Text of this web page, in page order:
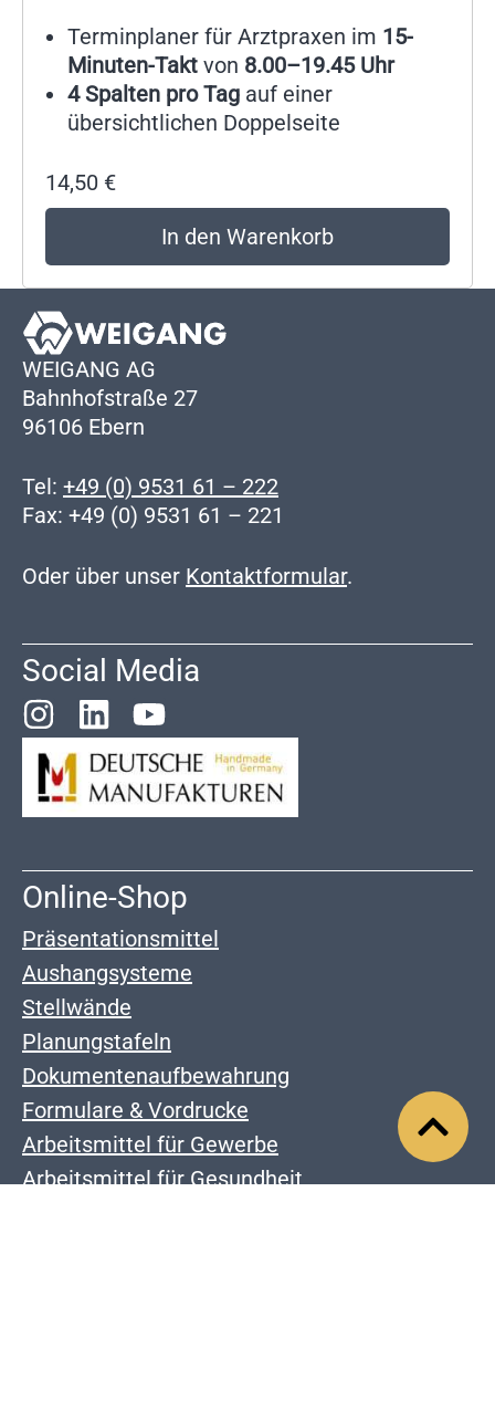
Terminplaner für Arztpraxen im 15-
Minuten-Takt von 8.00–19.45 Uhr
4 Spalten pro Tag auf einer
übersichtlichen Doppelseite
14,50 €
In den Warenkorb
WEIGANG AG
Bahnhofstraße 27
96106 Ebern
Tel: +49 (0) 9531 61 – 222
Fax: +49 (0) 9531 61 – 221
Oder über unser Kontaktformular.
Social Media
Online-Shop
Präsentationsmittel
Aushangsysteme
Stellwände
Planungstafeln
Dokumentenaufbewahrung
Formulare & Vordrucke
Arbeitsmittel für Gewerbe
Arbeitsmittel für Gesundheit